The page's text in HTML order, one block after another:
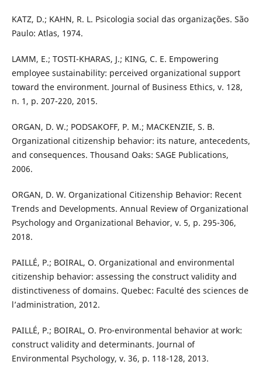
KATZ, D.; KAHN, R. L. Psicologia social das organizações. São
Paulo: Atlas, 1974.
LAMM, E.; TOSTI-KHARAS, J.; KING, C. E. Empowering
employee sustainability: perceived organizational support
toward the environment. Journal of Business Ethics, v. 128,
n. 1, p. 207-220, 2015.
ORGAN, D. W.; PODSAKOFF, P. M.; MACKENZIE, S. B.
Organizational citizenship behavior: its nature, antecedents,
and consequences. Thousand Oaks: SAGE Publications,
2006.
ORGAN, D. W. Organizational Citizenship Behavior: Recent
Trends and Developments. Annual Review of Organizational
Psychology and Organizational Behavior, v. 5, p. 295-306,
2018.
PAILLÉ, P.; BOIRAL, O. Organizational and environmental
citizenship behavior: assessing the construct validity and
distinctiveness of domains. Quebec: Faculté des sciences de
l’administration, 2012.
PAILLÉ, P.; BOIRAL, O. Pro-environmental behavior at work:
construct validity and determinants. Journal of
Environmental Psychology, v. 36, p. 118-128, 2013.